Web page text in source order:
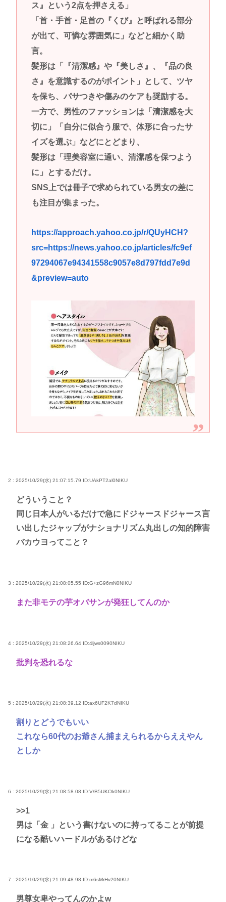
ス』という2点を押さえる」
「首・手首・足首の『くび』と呼ばれる部分
が出て、可憐な雰囲気に」などと細かく助
言。
髪形は「『清潔感』や『美しさ』、『品の良
さ』を意識するのがポイント」として、ツヤ
を保ち、パサつきや傷みのケアも奨励する。
一方で、男性のファッションは「清潔感を大
切に」「自分に似合う服で、体形に合ったサ
イズを選ぶ」などにとどまり、
髪形は「理美容室に通い、清潔感を保つよう
に」とするだけ。
SNS上では冊子で求められている男女の差に
も注目が集まった。
https://approach.yahoo.co.jp/r/QUyHCH?
src=https://news.yahoo.co.jp/articles/fc9ef
97294067e94341558c9057e8d797fdd7e9d
&preview=auto
2 : 2025/10/29(水) 21:07:15.79 ID:UAkPT2al0NIKU
どういうこと？
同じ日本人がいるだけで急にドジャースドジャース言
い出したジャップがナショナリズム丸出しの知的障害
バカウヨってこと？
3 : 2025/10/29(水) 21:08:05.55 ID:G+zG96mN0NIKU
また非モテの芋オバサンが発狂してんのか
4 : 2025/10/29(水) 21:08:26.64 ID:4ljws0090NIKU
批判を恐れるな
5 : 2025/10/29(水) 21:08:39.12 ID:ax6UF2K7dNIKU
割りとどうでもいい
これなら60代のお爺さん捕まえられるからええやん
としか
6 : 2025/10/29(水) 21:08:58.08 ID:V/B5UKOk0NIKU
>>1
男は「金 」という書けないのに持ってることが前提
になる酷いハードルがあるけどな
7 : 2025/10/29(水) 21:09:48.98 ID:m6sMrHv20NIKU
男尊女卑やってんのかよw